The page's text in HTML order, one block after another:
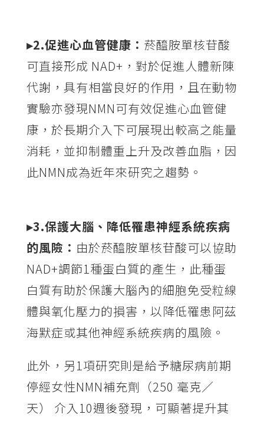
▸2.促進心血管健康： 菸醯胺單核苷酸
可直接形成 NAD+，對於促進人體新陳
代謝，具有相當良好的作用，且在動物
實驗亦發現NMN可有效促進心血管健
康，於長期介入下可展現出較高之能量
消耗，並抑制體重上升及改善血脂，因
此NMN成為近年來研究之趨勢。
▸3.保護大腦、降低罹患神經系統疾病
的風險： 由於菸醯胺單核苷酸可以協助
NAD+調節1種蛋白質的產生，此種蛋
白質有助於保護大腦內的細胞免受粒線
體與氧化壓力的損害，以降低罹患阿茲
海默症或其他神經系統疾病的風險。
此外，另1項研究則是給予糖尿病前期
停經女性NMN補充劑（250 毫克／
天） 介入10週後發現，可顯著提升其